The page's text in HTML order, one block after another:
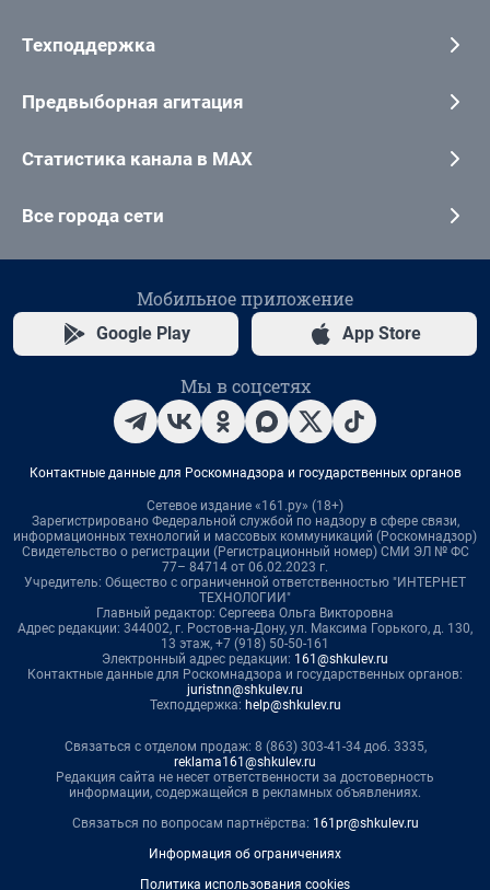
Техподдержка
Предвыборная агитация
Статистика канала в MAX
Все города сети
Мобильное приложение
Google Play App Store
Мы в соцсетях
Контактные данные для Роскомнадзора и государственных органов
Сетевое издание «161.ру» (18+)
Зарегистрировано Федеральной службой по надзору в сфере связи,
информационных технологий и массовых коммуникаций (Роскомнадзор)
Свидетельство о регистрации (Регистрационный номер) СМИ ЭЛ № ФС
77– 84714 от 06.02.2023 г.
Учредитель: Общество с ограниченной ответственностью "ИНТЕРНЕТ
ТЕХНОЛОГИИ"
Главный редактор: Сергеева Ольга Викторовна
Адрес редакции: 344002, г. Ростов-на-Дону, ул. Максима Горького, д. 130,
13 этаж, +7 (918) 50-50-161
Электронный адрес редакции: 161@shkulev.ru
Контактные данные для Роскомнадзора и государственных органов:
juristnn@shkulev.ru
Техподдержка: help@shkulev.ru
Связаться с отделом продаж: 8 (863) 303-41-34 доб. 3335,
reklama161@shkulev.ru
Редакция сайта не несет ответственности за достоверность
информации, содержащейся в рекламных объявлениях.
Связаться по вопросам партнёрства: 161pr@shkulev.ru
Информация об ограничениях
Политика использования cookies